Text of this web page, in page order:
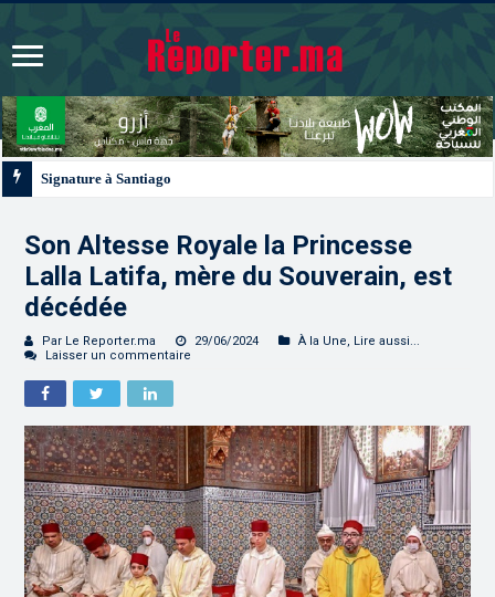
Son Altesse Royale la Princesse
Lalla Latifa, mère du Souverain, est
décédée
Par Le Reporter.ma 29/06/2024 À la Une, Lire aussi...
Laisser un commentaire